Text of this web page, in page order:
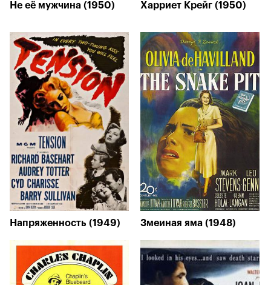
Не её мужчина (1950) Харриет Крейг (1950)
Напряженность (1949) Змеиная яма (1948)